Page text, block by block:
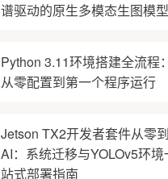
谱驱动的原生多模态生图模
Python 3.11环境搭建全流程
从零配置到第一个程序运行
Jetson TX2开发者套件从零
AI：系统迁移与YOLOv5环境
站式部署指南